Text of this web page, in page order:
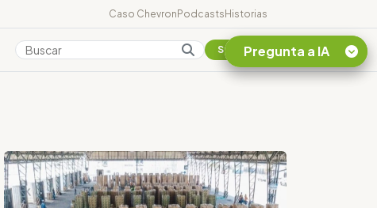
Caso ChevronPodcastsHistorias
Colombia SuscribirsePregunta a IA
Listar destinos
turísticos de la
Amazonia Ecuatoriana